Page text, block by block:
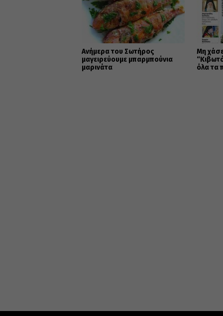
Ανήμερα του Σωτήρος
μαγειρεύουμε μπαρμπούνια
μαρινάτα
Μη
όλα τα